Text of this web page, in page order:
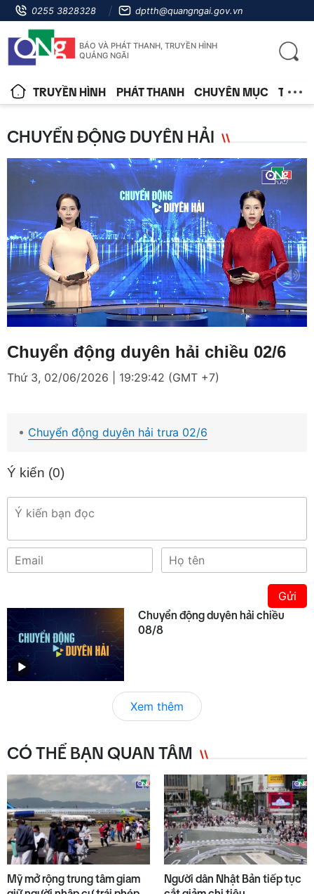
0255 3828328 dptth@quangngai.gov.vn
BÁO VÀ PHÁT THANH, TRUYỀN HÌNH
QUẢNG NGÃI
TRUYỀN HÌNH PHÁT THANH CHUYÊN MỤC TIN
CHUYỂN ĐỘNG DUYÊN HẢI
Mute Loaded:
2.25%
Chuyển động duyên hải chiều 02/6
Thứ 3, 02/06/2026 | 19:29:42 (GMT +7)
Chuyển động duyên hải trưa 02/6
Ý kiến (0)
Gửi
Chuyển động duyên hải chiều
08/8
Xem thêm
CÓ THỂ BẠN QUAN TÂM
Mỹ mở rộng trung tâm giam
Người dân Nhật Bản tiếp tục